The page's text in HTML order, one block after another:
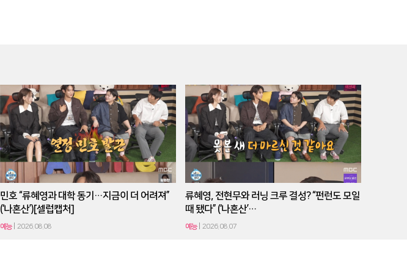
민호 “류혜영과 대학 동기…지금이 더 어려져”
(‘나혼산’)[셀럽캡처]
예능 2026.08.08
류혜영, 전현무와 러닝 크루 결성? “펀런도 모일
때 됐다” (‘나혼산’…
예능 2026.08.07